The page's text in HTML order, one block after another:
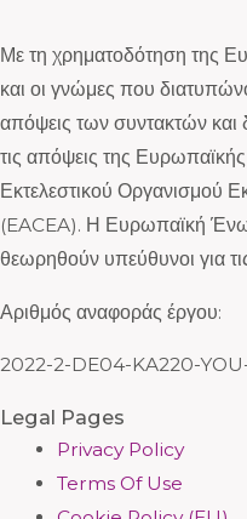
Με τη χρηματοδότηση της
και οι γνώμες που
απόψεις των συντακτών και
τις απόψεις της
Εκτελεστικού Οργανισμού
(EACEA). Η Ευρωπαϊκή
θεωρηθούν υπεύθυνοι για
Αριθμός αναφοράς έργου:
2022-2-DE04-KA220-
Legal Pages
Privacy Policy
Terms Of Use